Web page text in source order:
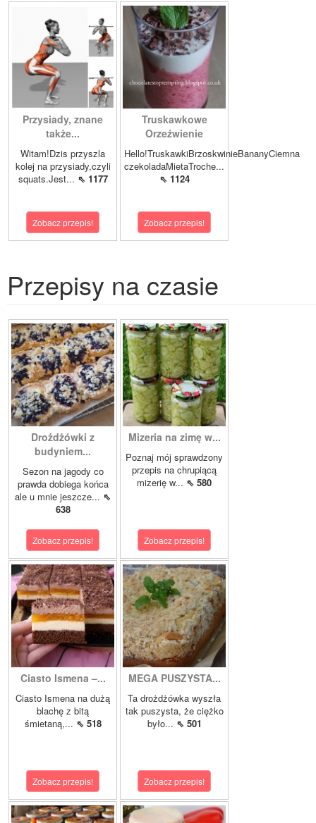
Przysiady, znane
także...
Witam!Dzis przyszla
kolej na przysiady,czyli
squats.Jest... ⇖ 1177
Zobacz przepis!
Truskawkowe
Orzeźwienie
Hello!TruskawkiBrzoskwinieBananyCiemna
czekoladaMietaTroche...
⇖ 1124
Zobacz przepis!
Przepisy na czasie
Drożdżówki z
budyniem...
Sezon na jagody co
prawda dobiega końca
ale u mnie jeszcze... ⇖
638
Zobacz przepis!
Mizeria na zimę w...
Poznaj mój sprawdzony
przepis na chrupiącą
mizerię w... ⇖ 580
Zobacz przepis!
Ciasto Ismena –...
Ciasto Ismena na dużą
blachę z bitą
śmietaną,... ⇖ 518
Zobacz przepis!
MEGA PUSZYSTA...
Ta drożdżówka wyszła
tak puszysta, że ciężko
było... ⇖ 501
Zobacz przepis!